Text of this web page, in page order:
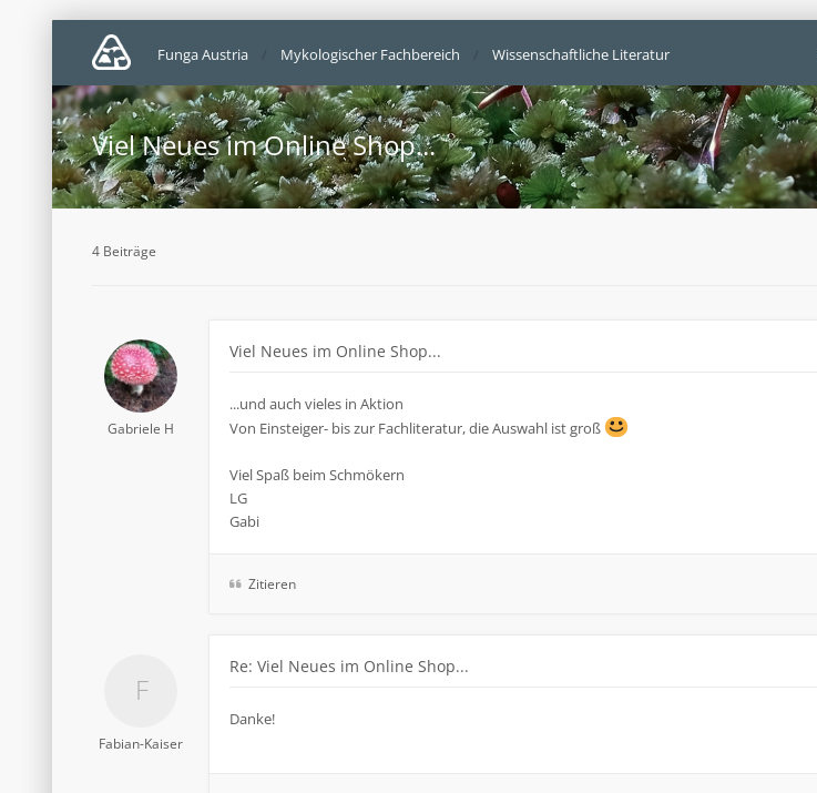
Funga Austria Mykologischer Fachbereich Wissenschaftliche Literatur
Viel Neues im Online Shop...
4 Beiträge
Gabriele H
Viel Neues im Online Shop...
...und auch vieles in Aktion
Von Einsteiger- bis zur Fachliteratur, die Auswahl ist groß
Viel Spaß beim Schmökern
LG
Gabi
Zitieren
Fabian-Kaiser
Re: Viel Neues im Online Shop...
Danke!